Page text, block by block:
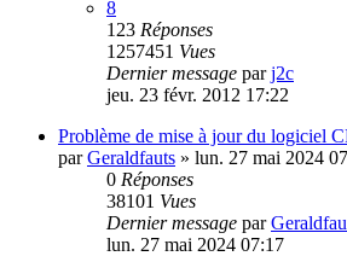
8
123 Réponses
1257451 Vues
Dernier message parj2c
jeu. 23 févr. 2012 17:22
Problème de mise à jour du logiciel
parGeraldfauts » lun. 27 mai 2024
0 Réponses
38101 Vues
Dernier message par
lun. 27 mai 2024 07:17